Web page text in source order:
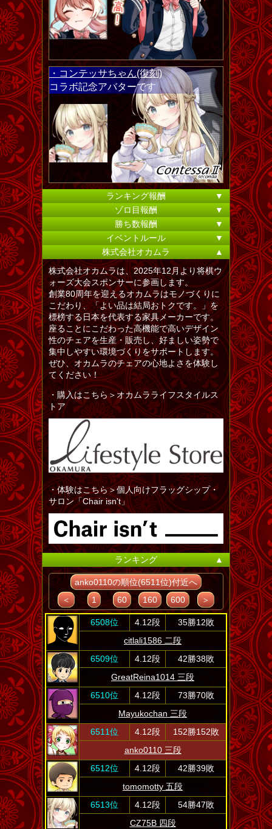
・コンテッサちゃん(復刻)
コラボ記念アバターです
ランキング報酬
▼
ゾロ目報酬
▼
勝ち数報酬
▼
イベントルール
▼
株式会社オカムラ
▲
株式会社オカムラは、2025年12月より将棋ウ
ォーズ大会スポンサーに参画します。
創業80周年を迎えるオカムラはモノづくりに
こだわり、「よい品は結局おトクです。」を
標榜する日本を代表する家具メーカーです。
座ることにこだわった高機能で高いデザイン
性のチェアを生産・販売し、好ましい姿勢で
集中しやすい環境づくりをサポートします。
ぜひ、オカムラのチェアの心地よさを体験し
てください！
・購入はこちら＞オカムラライフスタイルス
トア
・体験はこちら＞個人向けフラッグシップ・
サロン「Chair isn't」
ランキング ▲
anko0110の順位(6511位)付近へ
＜
1 60 160 600 ＞
6508位 4.12段
35勝12敗
citlali1586 二段
6509位
4.12段
42勝38敗
GreatReina1014 三段
6510位
4.12段
73勝70敗
Mayukochan 三段
6511位
4.12段
152勝152敗
anko0110 三段
6512位
4.12段
42勝39敗
tomomotty 五段
6513位
4.12段
54勝47敗
CZ75B 四段